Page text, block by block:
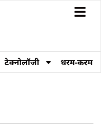
टेक्नोलॉजी धरम-करम